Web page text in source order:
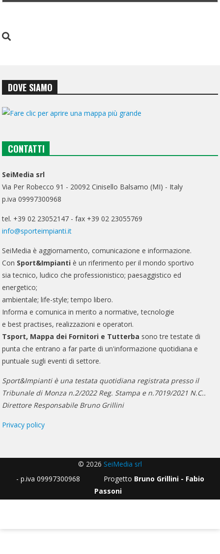
DOVE SIAMO
CONTATTI
SeiMedia srl
Via Per Robecco 91 - 20092 Cinisello Balsamo (MI) - Italy
p.iva 09997300968
tel. +39 02 23052147 - fax +39 02 23055769
info@sporteimpianti.it
SeiMedia è aggiornamento, comunicazione e informazione.
Con Sport&Impianti è un riferimento per il mondo sportivo
sia tecnico, ludico che professionistico; paesaggistico ed
energetico;
ambientale; life-style; tempo libero.
Informa e comunica in merito a normative, tecnologie
e best practises, realizzazioni e operatori.
Tsport, Mappa dei Fornitori e Tutterba sono tre testate di
punta che entrano a far parte di un'informazione quotidiana e
puntuale sugli eventi di settore.
Sport&Impianti è una testata quotidiana registrata presso il
Tribunale di Monza n.2/2022 Reg. Stampa e n.7019/2021 N.C..
Direttore Responsabile Bruno Grillini
Privacy policy
© 2026 SeiMedia srl
- p.iva 09997300968 Progetto Bruno Grillini - Fabio
Passoni